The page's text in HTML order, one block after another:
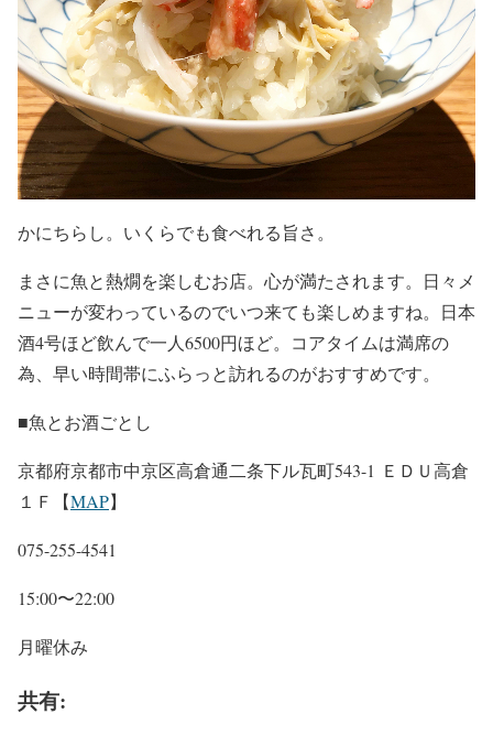
かにちらし。いくらでも食べれる旨さ。
まさに魚と熱燗を楽しむお店。心が満たされます。日々メ
ニューが変わっているのでいつ来ても楽しめますね。日本
酒4号ほど飲んで一人6500円ほど。コアタイムは満席の
為、早い時間帯にふらっと訪れるのがおすすめです。
■魚とお酒ごとし
京都府京都市中京区高倉通二条下ル瓦町543-1 ＥＤＵ高倉
１Ｆ【MAP】
075-255-4541
15:00〜22:00
月曜休み
共有: